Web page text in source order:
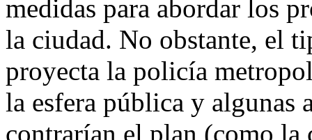
medidas para abordar los
la ciudad. No obstante, el
proyecta la policía
la esfera pública y algunas
contrarían el plan (como la